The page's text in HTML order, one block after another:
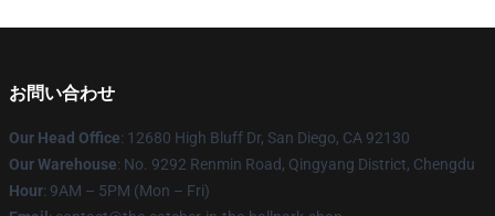
お問い合わせ
Our Head Office: 12680 High Bluff Dr, San Diego, CA 92130
Our Warehouse: No. 9292 Renmin Road, Qingyang District, Chengdu
Hour: 9AM – 5PM (Mon – Fri)